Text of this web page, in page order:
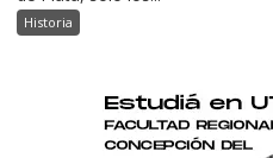
Historia